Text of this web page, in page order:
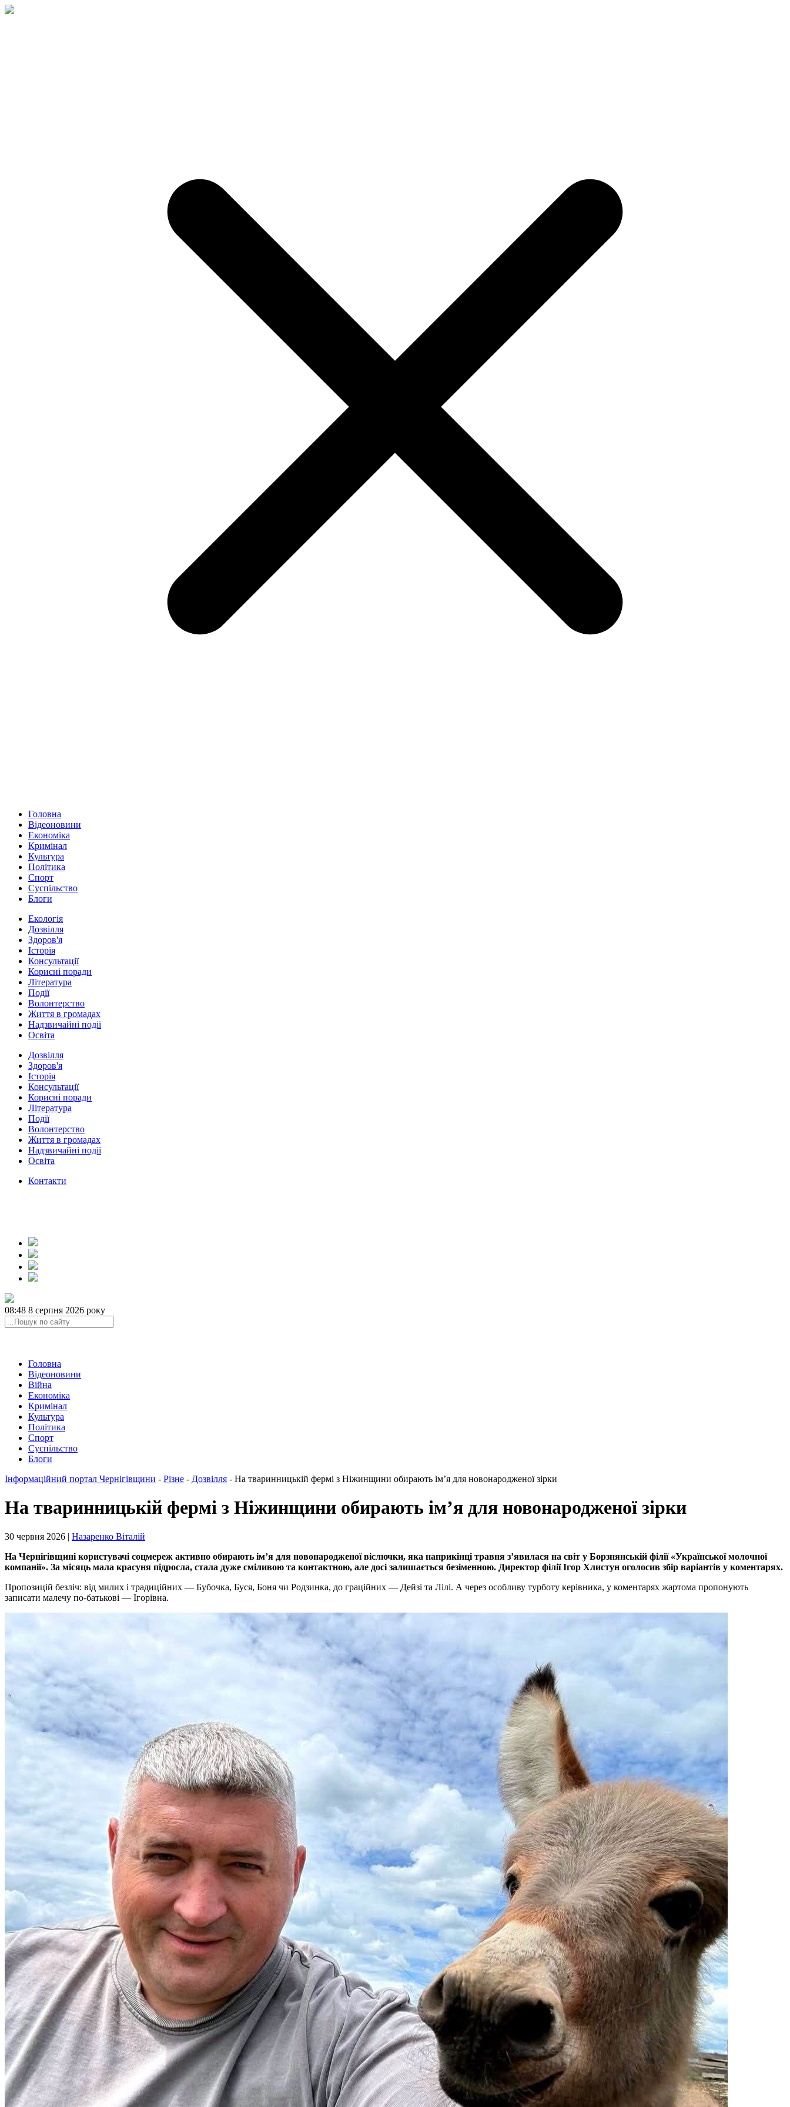
Головна
Відеоновини
Економіка
Кримінал
Культура
Політика
Спорт
Суспільство
Блоги
Екологія
Дозвілля
Здоров'я
Історія
Консультації
Корисні поради
Література
Події
Волонтерство
Життя в громадах
Надзвичайні події
Освіта
Дозвілля
Здоров'я
Історія
Консультації
Корисні поради
Література
Події
Волонтерство
Життя в громадах
Надзвичайні події
Освіта
Контакти
08:48 8 серпня 2026 року
Головна
Відеоновини
Війна
Економіка
Кримінал
Культура
Політика
Спорт
Суспільство
Блоги
Інформаційний портал Чернігівщини - Різне - Дозвілля - На тваринницькій фермі з Ніжинщини обирають ім’я для новонародженої зірки
На тваринницькій фермі з Ніжинщини обирають ім’я для новонародженої зірки
30 червня 2026 | Назаренко Віталій
На Чернігівщині користувачі соцмереж активно обирають ім’я для новонародженої віслючки, яка наприкінці травня з’явилася на світ у Борзнянській філії «Української молочної
компанії». За місяць мала красуня підросла, стала дуже сміливою та контактною, але досі залишається безіменною. Директор філії Ігор Хлистун оголосив збір варіантів у коментарях.
Пропозицій безліч: від милих і традиційних — Бубочка, Буся, Боня чи Родзинка, до граційних — Дейзі та Лілі. А через особливу турботу керівника, у коментарях жартома пропонують
записати малечу по-батькові — Ігорівна.